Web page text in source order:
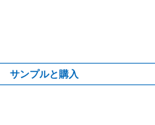
サンプルと購入